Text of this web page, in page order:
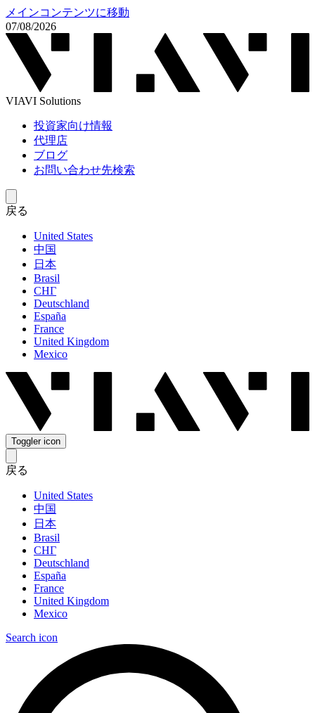
メインコンテンツに移動
07/08/2026
VIAVI Solutions
投資家向け情報
代理店
ブログ
お問い合わせ先検索
戻る
United States
中国
日本
Brasil
СНГ
Deutschland
España
France
United Kingdom
Mexico
Toggler icon
戻る
United States
中国
日本
Brasil
СНГ
Deutschland
España
France
United Kingdom
Mexico
Search icon